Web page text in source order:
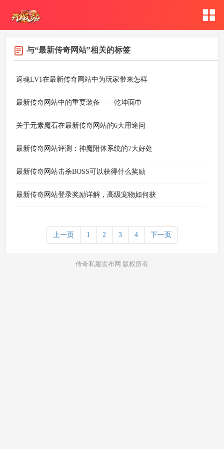
与“最新传奇网站”相关的标签
返魂LV1在最新传奇网站中为玩家带来怎样
最新传奇网站中的重要装备——乾坤面巾
​关于元素魔石在最新传奇网站的6大用途问
最新传奇网站评测：神魔附体系统的7大好处
最新传奇网站击杀BOSS可以获得什么奖励
最新传奇网站登录奖励详解，高级宠物如何获
上一页 1 2 3 4 下一页
传奇私服发布网 版权所有